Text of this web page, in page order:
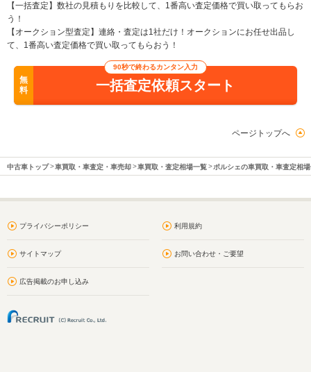
【一括査定】数社の見積もりを比較して、1番高い査定価格で買い取ってもらお
う！
【オークション型査定】連絡・査定は1社だけ！オークションにお任せ出品し
て、1番高い査定価格で買い取ってもらおう！
無
料
90秒で終わるカンタン入力
一括査定依頼スタート
ページトップへ
中古車トップ 車買取・車査定・車売却 車買取・査定相場一覧 ポルシェの車買取・車査定相
プライバシーポリシー 利用規約
サイトマップ お問い合わせ・ご要望
広告掲載のお申し込み